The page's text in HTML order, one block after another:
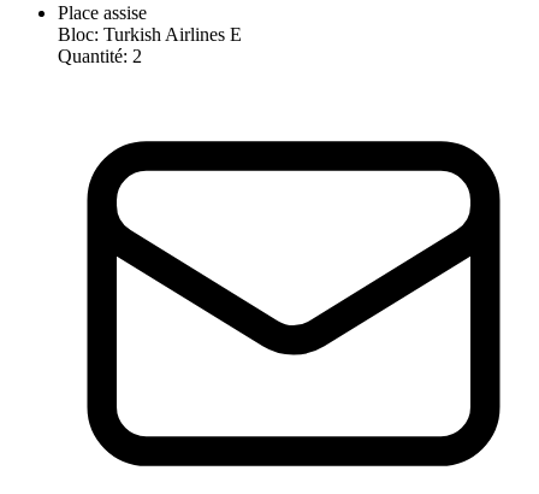
Place assise
Bloc: Turkish Airlines E
Quantité: 2